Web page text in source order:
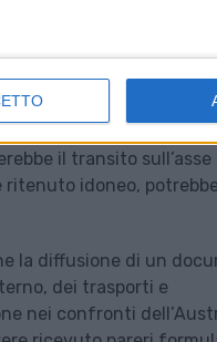
di aver dato
UE per inazione nei
dei tir in Tirolo.
e a quello
il transito sull’asse
ritenuto idoneo,
la diffusione di un
dei trasporti e
nei confronti